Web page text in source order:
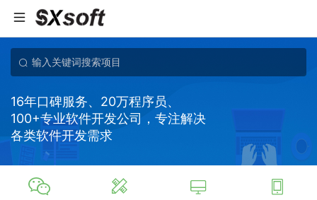
16年口碑服务、20万程序员、
100+专业软件开发公司，专注解决
各类软件开发需求